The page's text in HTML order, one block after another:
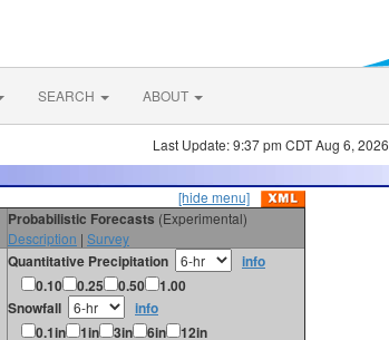
SEARCH ABOUT
Last Update: 9:37 pm CDT Aug 6, 2026
[hide menu]
Probabilistic Forecasts (Experimental)
Description | Survey
Quantitative Precipitation
info
0.10
0.25 0.50
1.00
Snowfall
info
0.1in
1in 3in 6in 12in